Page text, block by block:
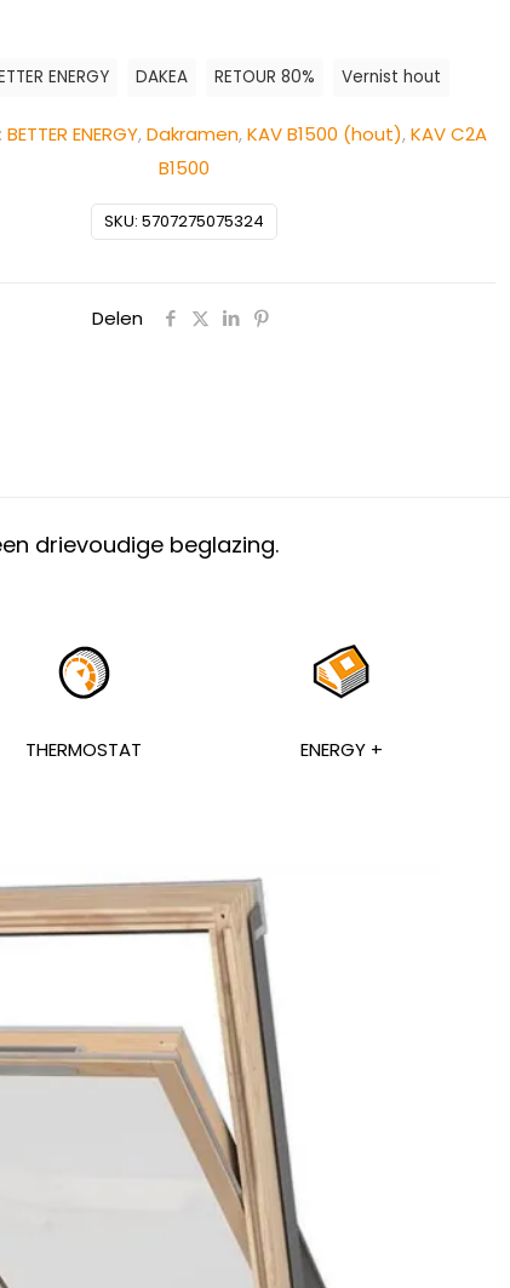
SKU:5707275075324
BETTER ENERGY,Dakramen,KAV B1500 (hout),KAV C2A
B1500
ENERGY DAKEA RETOUR 80% Vernist hout
Delen
drievoudige beglazing.
THERMOSTAT ENERGY +